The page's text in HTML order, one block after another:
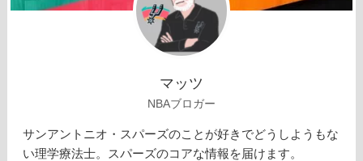
マッツ
NBAブロガー
サンアントニオ・スパーズのことが好きでどうしようもな
い理学療法士。スパーズのコアな情報を届けます。